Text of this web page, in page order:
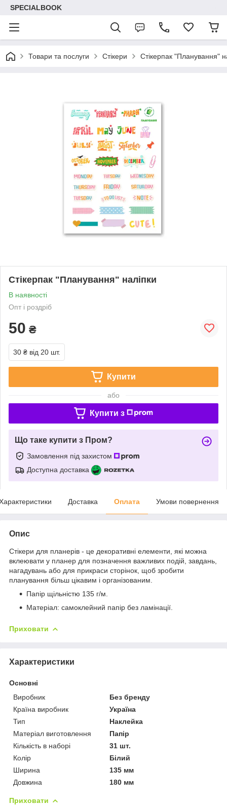
SPECIALBOOK
Товари та послуги Стікери Стікерпак "Планування"
Стікерпак "Планування" наліпки
В наявності
Опт і роздріб
50 ₴
30 ₴ від 20 шт.
Купити
або
Купити з
Що таке купити з Пром?
Замовлення під захистом
Доступна доставка
Доставка Оплата Умови повернення
Опис
Стікери для планерів - це декоративні елементи, які можна
вклеювати у планер для позначення важливих подій, завдань,
нагадувань або для прикраси сторінок, щоб зробити
планування більш цікавим і організованим.
Папір щільністю 135 г/м.
Матеріал: самоклейний папір без ламінації.
Приховати
Характеристики
Основні
Виробник
Без бренду
Країна виробник
Україна
Тип
Наклейка
Матеріал виготовлення
Папір
Кількість в наборі
31 шт.
Колір
Білий
Ширина
135 мм
Довжина
180 мм
Приховати